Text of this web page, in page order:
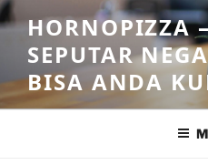
Skip
to
content
HORNOPIZZA
SEPUTAR
BISA ANDA